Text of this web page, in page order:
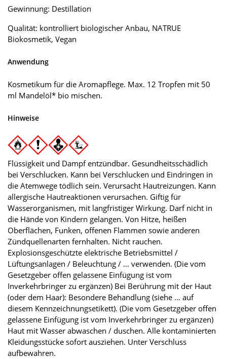
Gewinnung: Destillation
Qualität: kontrolliert biologischer Anbau, NATRUE
Biokosmetik, Vegan
Anwendung
Kosmetikum für die Aromapflege. Max. 12 Tropfen mit 50
ml Mandelöl* bio mischen.
Hinweise
Flüssigkeit und Dampf entzündbar. Gesundheitsschädlich
bei Verschlucken. Kann bei Verschlucken und Eindringen in
die Atemwege tödlich sein. Verursacht Hautreizungen. Kann
allergische Hautreaktionen verursachen. Giftig für
Wasserorganismen, mit langfristiger Wirkung. Darf nicht in
die Hände von Kindern gelangen. Von Hitze, heißen
Oberflächen, Funken, offenen Flammen sowie anderen
Zündquellenarten fernhalten. Nicht rauchen.
Explosionsgeschützte elektrische Betriebsmittel /
Lüftungsanlagen / Beleuchtung / … verwenden. (Die vom
Gesetzgeber offen gelassene Einfügung ist vom
Inverkehrbringer zu ergänzen) Bei Berührung mit der Haut
(oder dem Haar): Besondere Behandlung (siehe … auf
diesem Kennzeichnungsetikett). (Die vom Gesetzgeber offen
gelassene Einfügung ist vom Inverkehrbringer zu ergänzen)
Haut mit Wasser abwaschen / duschen. Alle kontaminierten
Kleidungsstücke sofort ausziehen. Unter Verschluss
aufbewahren.